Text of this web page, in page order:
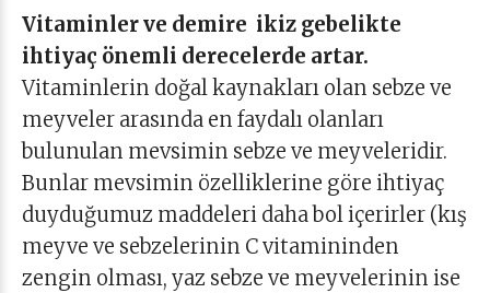
Vitaminler ve demire ikiz gebelikte
ihtiyaç önemli derecelerde artar.
Vitaminlerin doğal kaynakları olan sebze ve
meyveler arasında en faydalı olanları
bulunulan mevsimin sebze ve meyveleridir.
Bunlar mevsimin özelliklerine göre ihtiyaç
duyduğumuz maddeleri daha bol içerirler (kış
meyve ve sebzelerinin C vitamininden
zengin olması, yaz sebze ve meyvelerinin ise